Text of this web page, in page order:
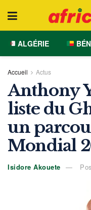
ALGÉRIE
Accueil Actus
Anthony
liste du
un
Mondial
Isidore Akouete